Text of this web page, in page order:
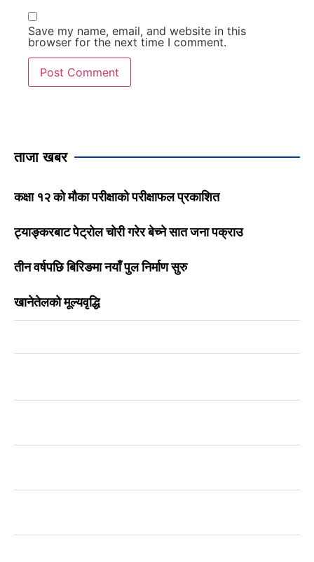
Save my name, email, and website in this
browser for the next time I comment.
ताजा खबर
कक्षा १२ को मौका परीक्षाको परीक्षाफल प्रकाशित
ट्याङ्करबाट पेट्रोल चोरी गरेर बेच्ने सात जना पक्राउ
तीन वर्षपछि बिरिङमा नयाँ पुल निर्माण सुरु
खानेतेलको मूल्यवृद्धि